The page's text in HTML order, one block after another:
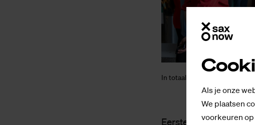
Als je onze
We plaatsen
voorkeuren
In totaal waren er zo'n vijftig a
Eerstejaars Social